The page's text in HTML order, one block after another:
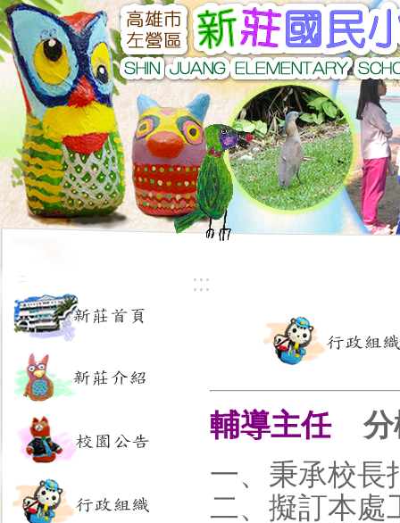
::: :::
輔導主任分
一、秉承校長
二、擬訂本處